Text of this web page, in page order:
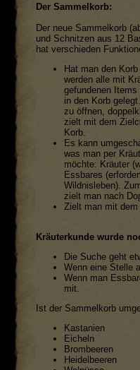
Der Sammelkorb:
Der neue Sammelkorb
und Schnitzen aus 12
hat verschieden
Hat man den
werden alle mit
gefundenen
in den Korb
zu öffnen,
zielt mit dem
Korb.
Es kann
was man per
möchte: Kräuter
Essbares
Wildnisleben).
zielt man nach
Zielt man mit
Kräuterkunde wurde
Die Suche geht
Wenn eine Stelle
Wenn man
mit.
Ist der Sammelkorb
Kastanien
Eicheln
Brombeeren
Heidelbeeren